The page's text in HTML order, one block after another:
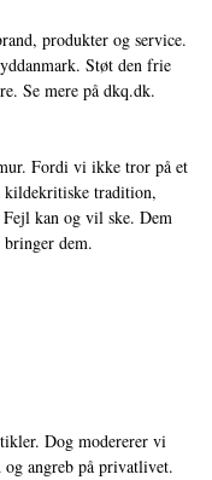
produkter og service.
Støt den frie
Se mere på dkq.dk.
Fordi vi ikke tror på et
kildekritiske tradition,
kan og vil ske. Dem
dem.
Dog modererer vi
og angreb på privatlivet.